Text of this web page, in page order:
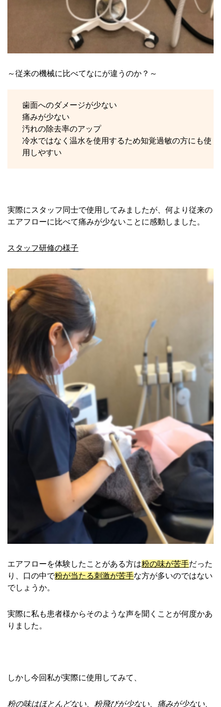
～従来の機械に比べてなにが違うのか？～
歯面へのダメージが少ない
痛みが少ない
汚れの除去率のアップ
冷水ではなく温水を使用するため知覚過敏の方にも使
用しやすい
実際にスタッフ同士で使用してみましたが、何より従来の
エアフローに比べて痛みが少ないことに感動しました。
スタッフ研修の様子
エアフローを体験したことがある方は粉の味が苦手だった
り、口の中で粉が当たる刺激が苦手な方が多いのではない
でしょうか。
実際に私も患者様からそのような声を聞くことが何度かあ
りました。
しかし今回私が実際に使用してみて、
粉の味はほとんどない、粉飛びが少ない、痛みが少ない、